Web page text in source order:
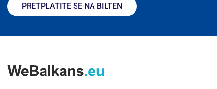
PRETPLATITE SE NA BILTEN